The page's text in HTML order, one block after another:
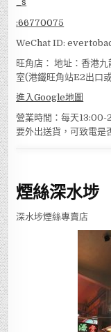
:66770075
WeChat ID:
旺角店： 地址：香港
室(港鐵旺角站E2出口
進入Google地圖
營業時間：每天13:00-
要外出送貨，可致電是
煙絲深水埗
深水埗煙絲專賣店